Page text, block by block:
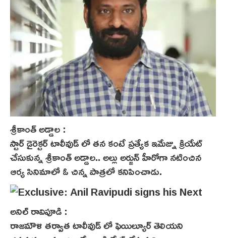
శ్రీకాంత్ అడ్డాల :
స్టార్ డైరెక్టర్ టాలీవుడ్ లో తన కంటే ప్రత్యేక ఇమేజ్ను క్రియేట్
చేసుకున్న శ్రీకాంత్ అడ్డాల.. అల్లు అర్జున్ హీరోగా నటించిన
ఆర్య సినిమాలో ఓ చిన్న పాత్రలో కనిపించాడు.
అనిల్ రావిపూడి :
రాజమౌళి తర్వాత టాలీవుడ్ లో ఫెయిల్యూర్ తెలియని